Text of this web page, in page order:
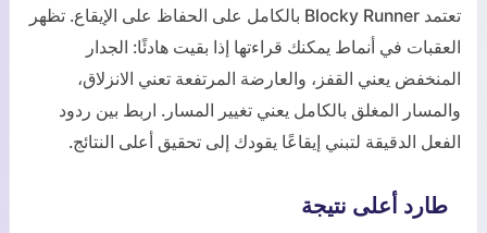
تعتمد Blocky Runner بالكامل على الحفاظ على الإيقاع. تظهر
العقبات في أنماط يمكنك قراءتها إذا بقيت هادئًا: الجدار
المنخفض يعني القفز، والعارضة المرتفعة تعني الانزلاق،
والمسار المغلق بالكامل يعني تغيير المسار. اربط بين ردود
الفعل الدقيقة لتبني إيقاعًا يقودك إلى تحقيق أعلى النتائج.
طارد أعلى نتيجة